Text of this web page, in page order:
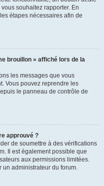
souhaitez rapporter. En
étapes nécessaires afin de
brouillon » affiché lors de la
les messages que vous
Vous pouvez reprendre les
le panneau de contrôle de
approuvé ?
de soumettre à des vérifications
Il est également possible que
aux permissions limitées.
un administrateur du forum.